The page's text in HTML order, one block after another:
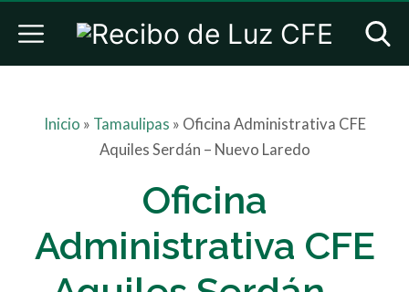
Inicio » Tamaulipas » Oficina Administrativa CFE
Aquiles Serdán – Nuevo Laredo
Oficina
Administrativa CFE